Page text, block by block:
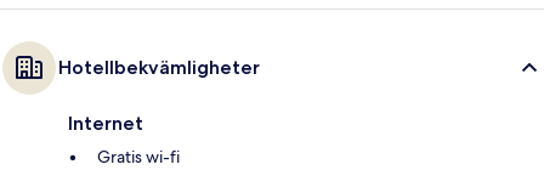
Hotellbekvämligheter
Internet
Gratis wi-fi